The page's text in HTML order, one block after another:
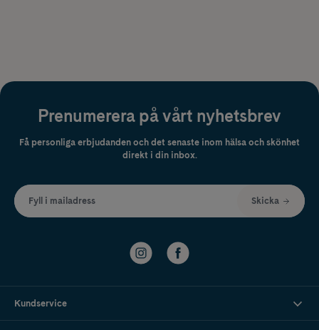
Prenumerera på vårt nyhetsbrev
Få personliga erbjudanden och det senaste inom hälsa och skönhet
direkt i din inbox.
Fyll i mailadress Skicka
Kundservice